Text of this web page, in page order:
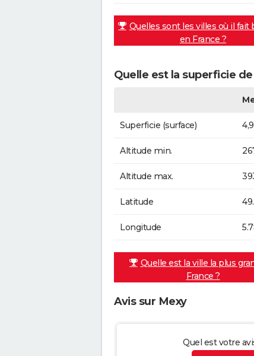
Quelles sont les villes où il fait
en France ?
Quelle est la superficie
Superficie (surface)
Altitude min.
Altitude max.
Latitude
Longitude
Quelle est la ville la plus
France ?
Avis sur Mexy
Quel est votre